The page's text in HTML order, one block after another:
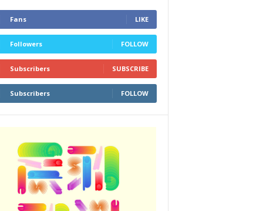
Fans LIKE
Followers FOLLOW
Subscribers SUBSCRIBE
Subscribers FOLLOW